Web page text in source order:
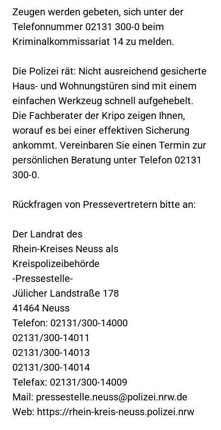
Zeugen werden gebeten, sich unter der
Telefonnummer 02131 300-0 beim
Kriminalkommissariat 14 zu melden.
Die Polizei rät: Nicht ausreichend gesicherte
Haus- und Wohnungstüren sind mit einem
einfachen Werkzeug schnell aufgehebelt.
Die Fachberater der Kripo zeigen Ihnen,
worauf es bei einer effektiven Sicherung
ankommt. Vereinbaren Sie einen Termin zur
persönlichen Beratung unter Telefon 02131
300-0.
Rückfragen von Pressevertretern bitte an:
Der Landrat des
Rhein-Kreises Neuss als
Kreispolizeibehörde
-Pressestelle-
Jülicher Landstraße 178
41464 Neuss
Telefon: 02131/300-14000
02131/300-14011
02131/300-14013
02131/300-14014
Telefax: 02131/300-14009
Mail: pressestelle.neuss@polizei.nrw.de
Web: https://rhein-kreis-neuss.polizei.nrw